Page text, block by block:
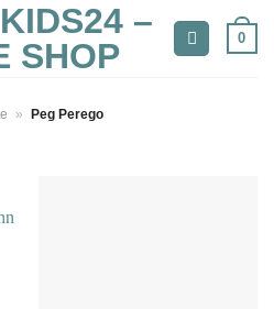
0
» Peg Perego